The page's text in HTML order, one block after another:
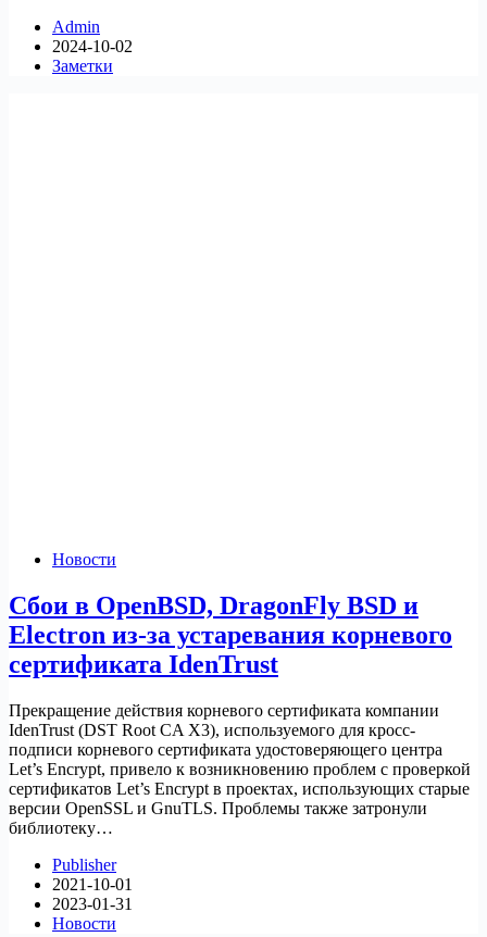
Admin
2024-10-02
Заметки
Новости
Сбои в OpenBSD, DragonFly BSD и
Electron из-за устаревания корневого
сертификата IdenTrust
Прекращение действия корневого сертификата компании
IdenTrust (DST Root CA X3), используемого для кросс-
подписи корневого сертификата удостоверяющего центра
Let’s Encrypt, привело к возникновению проблем с проверкой
сертификатов Let’s Encrypt в проектах, использующих старые
версии OpenSSL и GnuTLS. Проблемы также затронули
библиотеку…
Publisher
2021-10-01
2023-01-31
Новости